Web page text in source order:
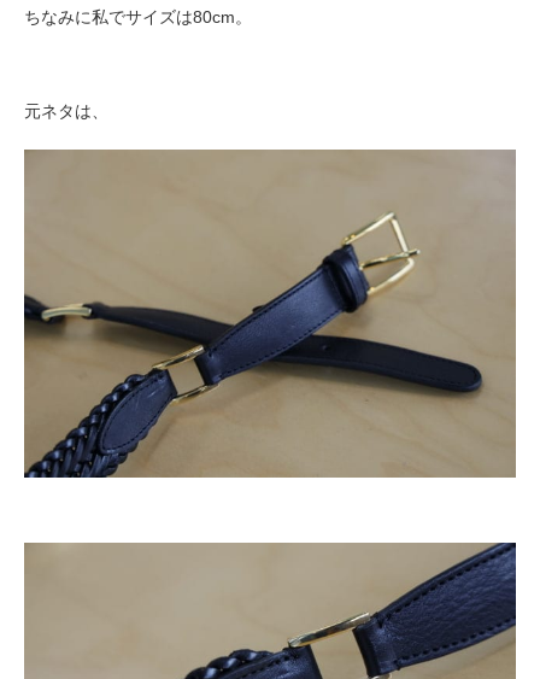
ちなみに私でサイズは80cm。
元ネタは、